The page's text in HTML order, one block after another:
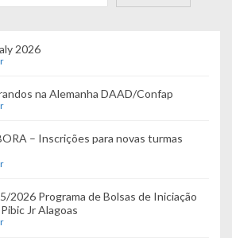
2026
na Alemanha DAAD/Confap
– Inscrições para novas turmas
2026 Programa de Bolsas de Iniciação
Jr Alagoas